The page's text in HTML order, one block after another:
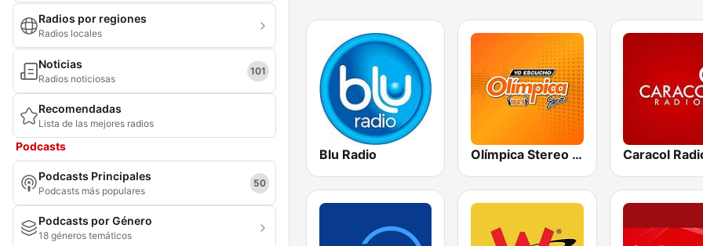
Radios por regiones
Radios locales
Noticias
Radios noticiosas
101
Recomendadas
Lista de las mejores radios
Podcasts
Podcasts Principales
Podcasts más populares
50
Podcasts por Género
18 géneros temáticos
Blu Radio Olímpica Stereo - Medellín 104.9 FM Caracol